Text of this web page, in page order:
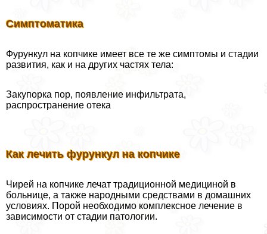
Симптоматика
Фурункул на копчике имеет все те же симптомы и стадии
развития, как и на других частях тела:
Закупорка пор, появление инфильтрата,
распространение отека
Как лечить фурункул на копчике
Чирей на копчике лечат традиционной медициной в
больнице, а также народными средствами в домашних
условиях. Порой необходимо комплексное лечение в
зависимости от стадии патологии.